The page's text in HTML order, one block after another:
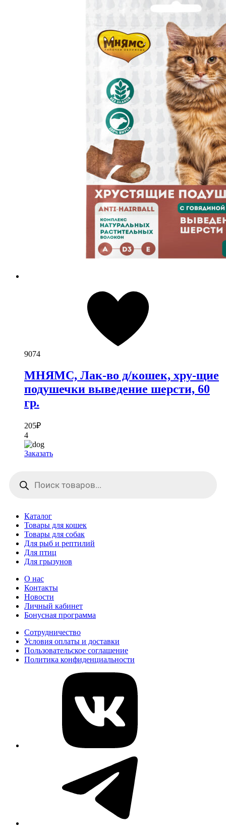
9074
МНЯМС, Лак-во д/кошек, хру-щие
подушечки выведение шерсти, 60
гр.
205₽
4
Заказать
товаров
Каталог
Товары для кошек
Товары для собак
Для рыб и рептилий
Для птиц
Для грызунов
О нас
Контакты
Новости
Личный кабинет
Бонусная программа
Сотрудничество
Условия оплаты и доставки
Пользовательское соглашение
Политика конфиденциальности